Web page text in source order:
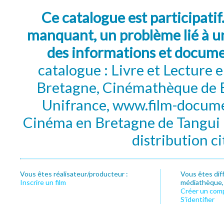
Ce catalogue est
manquant, un problème lié à
des informations et
catalogue : Livre et Lecture
Bretagne, Cinémathèque de
Unifrance, www.film-
Cinéma en Bretagne de
distribution
Vous êtes réalisateur/producteur :
Inscrire un film
Vous êtes
Créer un
S’identifier